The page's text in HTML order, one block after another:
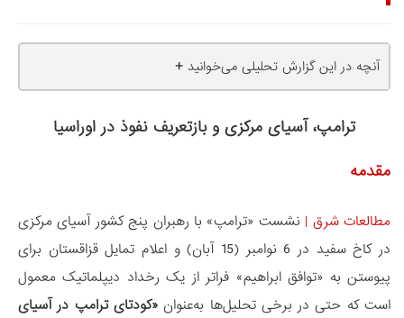
آنچه در این گزارش تحلیلی می‌خوانید +
ترامپ، آسیای مرکزی و بازتعریف نفوذ در اوراسیا
مقدمه
مطالعات شرق | نشست «ترامپ» با رهبران پنج کشور آسیای مرکزی
در کاخ سفید در 6 نوامبر (15 آبان) و اعلام تمایل قزاقستان برای
پیوستن به «توافق ابراهیم» فراتر از یک رخداد دیپلماتیک معمول
است که حتی در برخی تحلیل‌ها به‌عنوان«کودتای ترامپ در آسیای